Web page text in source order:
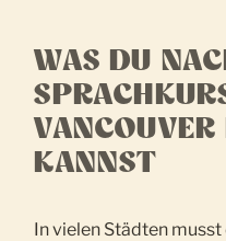
WAS DU
VANCOUVER
KANNST
In vielen Städten